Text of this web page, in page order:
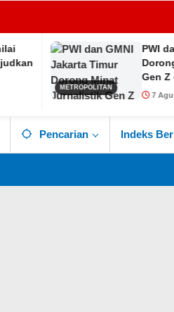
METROPOLITAN
PWI dan GMNI
Dorong Minat
Gen Z di Era
7 Agu Live
Pencarian Indeks